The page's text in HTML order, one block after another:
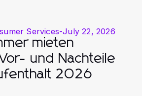
Services-July 22, 2026
mieten
und Nachteile
2026